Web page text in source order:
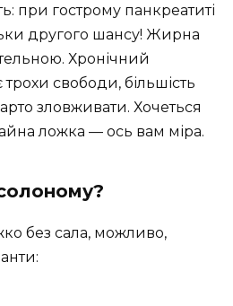
при гострому панкреатиті
другого шансу! Жирна
Хронічний
свободи, більшість
зловживати. Хочеться
ложка — ось вам міра.
без сала, можливо,